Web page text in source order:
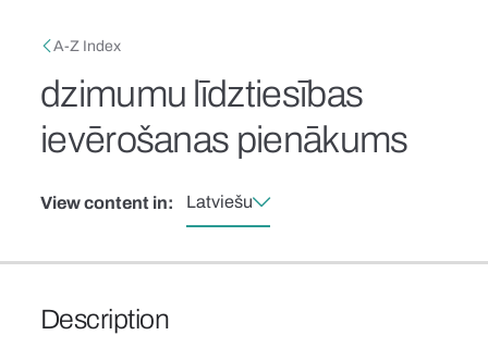
Breadcrumb
A-Z Index
dzimumu līdztiesības
ievērošanas pienākums
View content in: Latviešu
Description